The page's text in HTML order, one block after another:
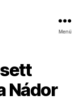
Menü
Nádor